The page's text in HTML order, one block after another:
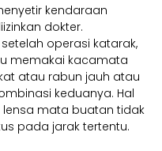
kendaraan
dokter.
operasi katarak,
memakai kacamata
atau rabun jauh atau
keduanya. Hal
lensa mata buatan tidak
pada jarak tertentu.